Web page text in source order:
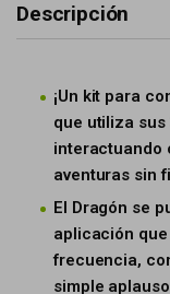
Descripción
¡Un kit para
que utiliza sus
interactuando
aventuras sin
El Dragón se
aplicación
frecuencia,
simple